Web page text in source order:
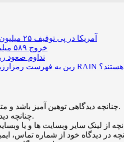
آمریکا در پی توقیف ۲۵ میلیون دلار رمزارز حاصل از کلاهبرداری‌های عاشقانه است
خروج ۵۸۹ میلیون دلار بیت‌کوین از صرافی بایننس و تاثیر آن بر بازار
تداوم صعود
رین به فهرست رمزارزهای ترند بازار پیوست؛ چه عواملی پشت صعود قیمت RAIN هستند؟
چنانچه دیدگاهی توهین آمیز باشد و متوجه نویسندگان و سایر کاربران باشد تایید نخواهد شد.
چنانچه دیدگاه شما جنبه ی تبلیغاتی داشته باشد تایید نخواهد شد.